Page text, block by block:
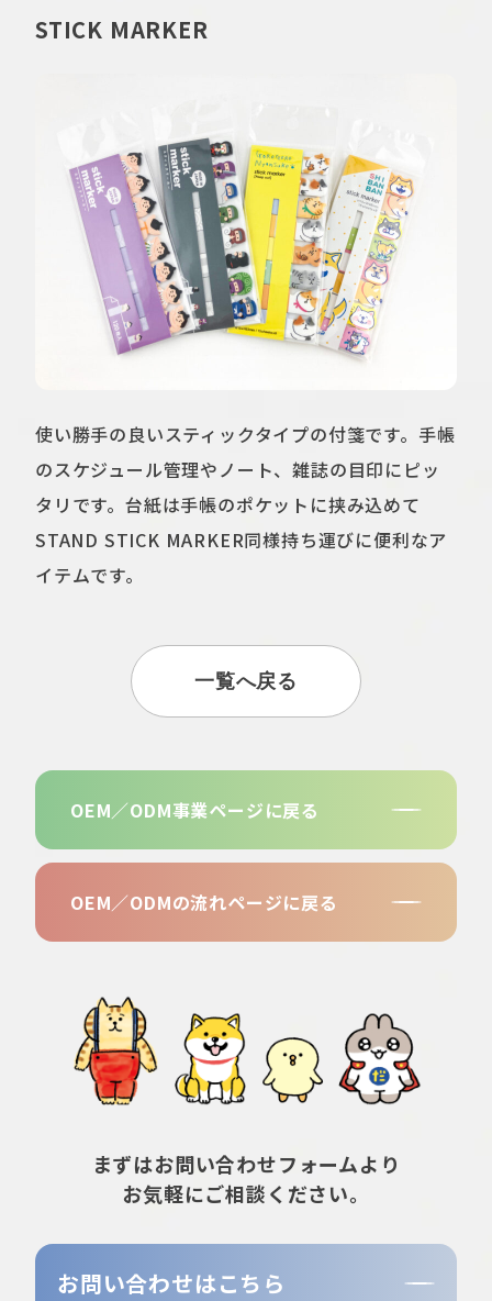
STICK MARKER
使い勝手の良いスティックタイプの付箋です。手帳
のスケジュール管理やノート、雑誌の目印にピッ
タリです。台紙は手帳のポケットに挟み込めて
STAND STICK MARKER同様持ち運びに便利なア
イテムです。
一覧へ戻る
OEM／ODM事業ページに戻る
OEM／ODMの流れページに戻る
まずはお問い合わせフォームより
お気軽にご相談ください。
お問い合わせはこちら